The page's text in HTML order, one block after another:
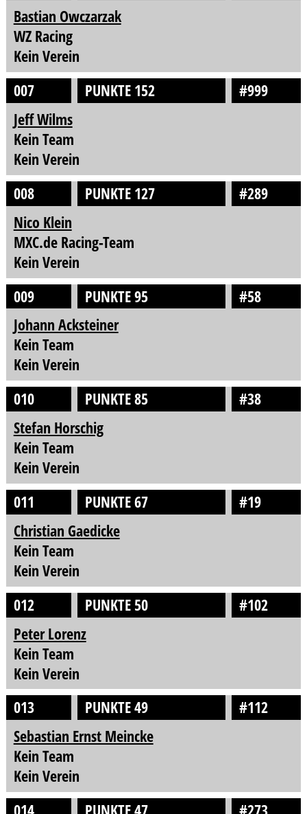
Bastian Owczarzak
WZ Racing
Kein Verein
007
PUNKTE 152
#999
Jeff Wilms
Kein Team
Kein Verein
008
PUNKTE 127
#289
Nico Klein
MXC.de Racing-Team
Kein Verein
009
PUNKTE 95
#58
Johann Acksteiner
Kein Team
Kein Verein
010
PUNKTE 85
#38
Stefan Horschig
Kein Team
Kein Verein
011
PUNKTE 67
#19
Christian Gaedicke
Kein Team
Kein Verein
012
PUNKTE 50
#102
Peter Lorenz
Kein Team
Kein Verein
013
PUNKTE 49
#112
Sebastian Ernst Meincke
Kein Team
Kein Verein